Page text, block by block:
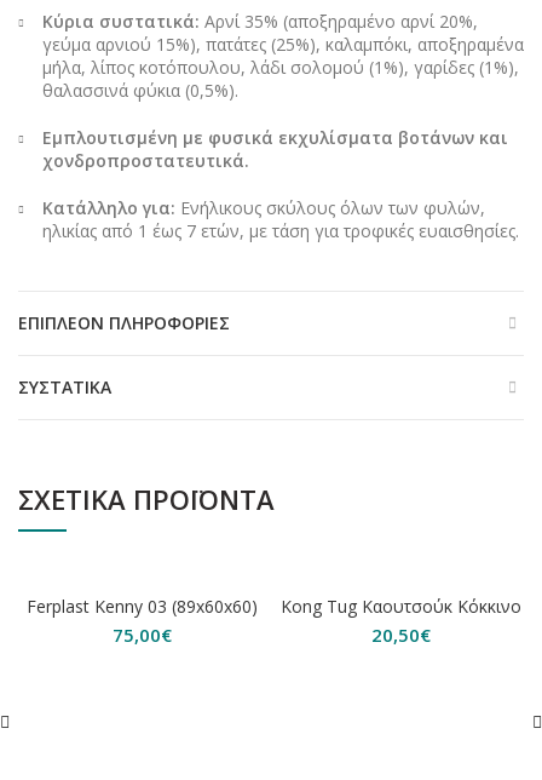
Κύρια συστατικά: Αρνί 35% (αποξηραμένο αρνί 20%,
γεύμα αρνιού 15%), πατάτες (25%), καλαμπόκι, αποξηραμένα
μήλα, λίπος κοτόπουλου, λάδι σολομού (1%), γαρίδες (1%),
θαλασσινά φύκια (0,5%).
Εμπλουτισμένη με φυσικά εκχυλίσματα βοτάνων και
χονδροπροστατευτικά.
Κατάλληλο για: Ενήλικους σκύλους όλων των φυλών,
ηλικίας από 1 έως 7 ετών, με τάση για τροφικές ευαισθησίες.
ΕΠΙΠΛΈΟΝ ΠΛΗΡΟΦΟΡΊΕΣ
ΣΥΣΤΑΤΙΚΆ
ΣΧΕΤΙΚΆ ΠΡΟΪΌΝΤΑ
Ferplast Kenny 03 (89x60x60)
75,00€
Kong Tug Καουτσούκ Κόκκινο
20,50€